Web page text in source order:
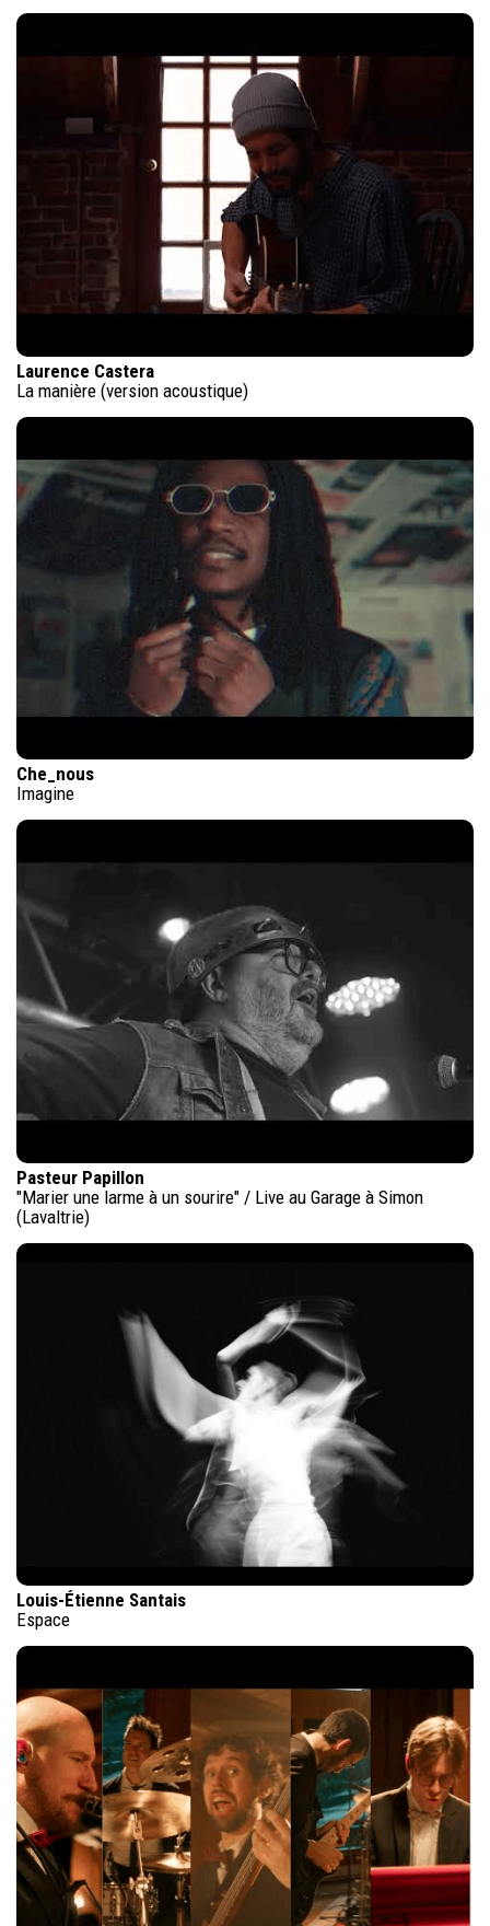
Laurence Castera
La manière (version acoustique)
Che_nous
Imagine
Pasteur Papillon
"Marier une larme à un sourire" / Live au Garage à Simon
(Lavaltrie)
Louis-Étienne Santais
Espace